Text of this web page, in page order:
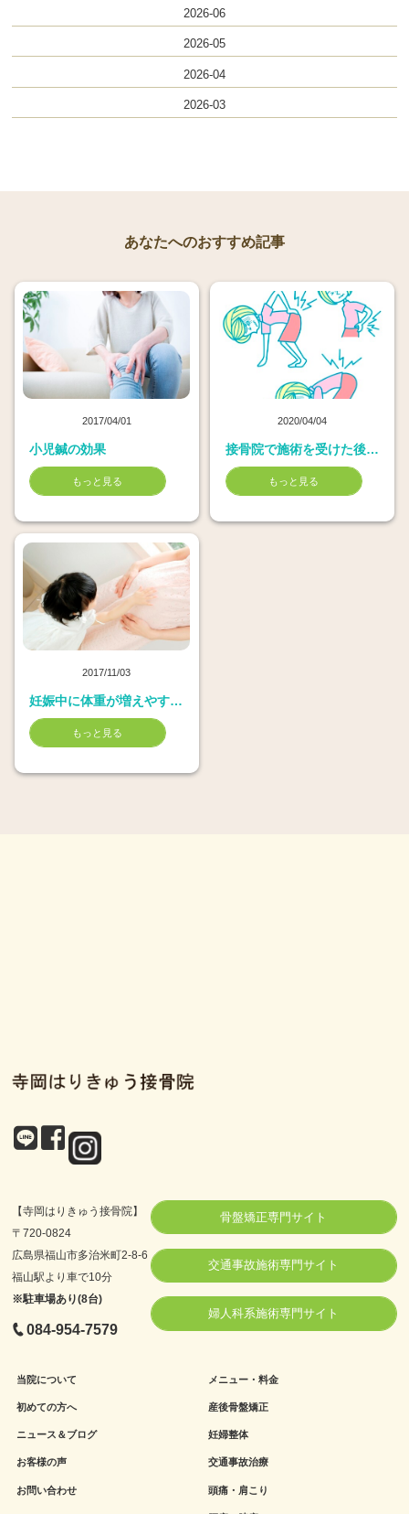
2026-06
2026-05
2026-04
2026-03
あなたへのおすすめ記事
2017/04/01
小児鍼の効果
もっと見る
2020/04/04
接骨院で施術を受けた後の注意
もっと見る
2017/11/03
妊娠中に体重が増えやすい時期とは
もっと見る
【寺岡はりきゅう接骨院】
〒720-0824
広島県福山市多治米町2-8-6
福山駅より車で10分
※駐車場あり(8台)
084-954-7579
骨盤矯正専門サイト
交通事故施術専門サイト
婦人科系施術専門サイト
当院について
初めての方へ
ニュース＆ブログ
お客様の声
お問い合わせ
メニュー・料金
産後骨盤矯正
妊婦整体
交通事故治療
頭痛・肩こり